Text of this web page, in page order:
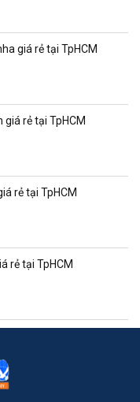
giá rẻ tại TpHCM
giá rẻ tại TpHCM
rẻ tại TpHCM
rẻ tại TpHCM